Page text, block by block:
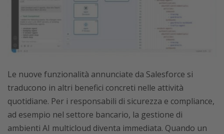
Le nuove funzionalità annunciate da Salesforce si
traducono in altri benefici concreti nelle attività
quotidiane. Per i responsabili di sicurezza e compliance,
ad esempio nel settore bancario, la gestione di
ambienti AI multicloud diventa immediata. Quando un